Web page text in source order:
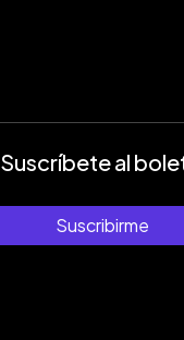
Suscríbete al
Suscribirme